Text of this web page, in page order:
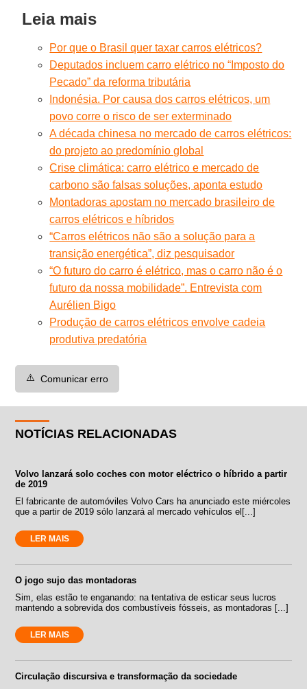
Leia mais
Por que o Brasil quer taxar carros elétricos?
Deputados incluem carro elétrico no “Imposto do
Pecado” da reforma tributária
Indonésia. Por causa dos carros elétricos, um
povo corre o risco de ser exterminado
A década chinesa no mercado de carros elétricos:
do projeto ao predomínio global
Crise climática: carro elétrico e mercado de
carbono são falsas soluções, aponta estudo
Montadoras apostam no mercado brasileiro de
carros elétricos e híbridos
“Carros elétricos não são a solução para a
transição energética”, diz pesquisador
“O futuro do carro é elétrico, mas o carro não é o
futuro da nossa mobilidade”. Entrevista com
Aurélien Bigo
Produção de carros elétricos envolve cadeia
produtiva predatória
⚠️ Comunicar erro
NOTÍCIAS RELACIONADAS
Volvo lanzará solo coches con motor eléctrico o híbrido a partir
de 2019
El fabricante de automóviles Volvo Cars ha anunciado este miércoles
que a partir de 2019 sólo lanzará al mercado vehículos el[...]
LER MAIS
O jogo sujo das montadoras
Sim, elas estão te enganando: na tentativa de esticar seus lucros
mantendo a sobrevida dos combustíveis fósseis, as montadoras [...]
LER MAIS
Circulação discursiva e transformação da sociedade